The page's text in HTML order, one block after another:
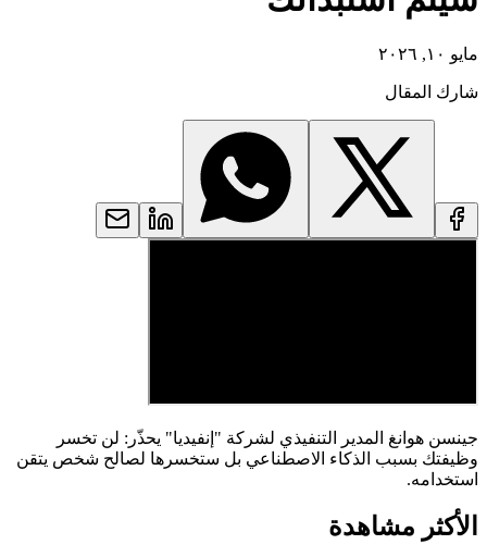
مايو ١٠, ٢٠٢٦
شارك المقال
جينسن هوانغ المدير التنفيذي لشركة "إنفيديا" يحذّر: لن تخسر
وظيفتك بسبب الذكاء الاصطناعي بل ستخسرها لصالح شخص يتقن
استخدامه.
الأكثر مشاهدة